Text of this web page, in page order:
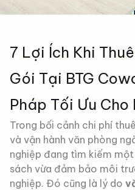
7 Lợi Ích Khi
Gói Tại BTG
Pháp Tối Ưu
Trong bối cảnh chi phí
và vận hành văn phòng
nghiệp đang tìm kiếm
sách vừa đảm bảo môi
nghiệp. Đó cũng là lý do